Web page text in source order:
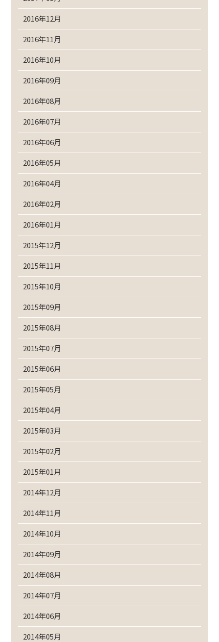
2016年12月
2016年11月
2016年10月
2016年09月
2016年08月
2016年07月
2016年06月
2016年05月
2016年04月
2016年02月
2016年01月
2015年12月
2015年11月
2015年10月
2015年09月
2015年08月
2015年07月
2015年06月
2015年05月
2015年04月
2015年03月
2015年02月
2015年01月
2014年12月
2014年11月
2014年10月
2014年09月
2014年08月
2014年07月
2014年06月
2014年05月